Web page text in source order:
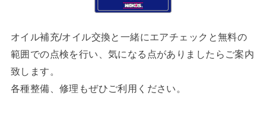
オイル補充/オイル交換と一緒にエアチェックと無料の
範囲での点検を行い、気になる点がありましたらご案内
致します。
各種整備、修理もぜひご利用ください。